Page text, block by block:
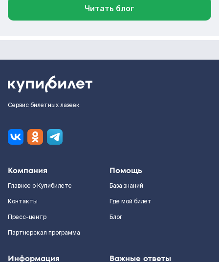
Читать блог
Сервис билетных лазеек
Компания
Главное о Купибилете
Контакты
Пресс-центр
Партнерская программа
Помощь
База знаний
Где мой билет
Блог
Информация Важные ответы